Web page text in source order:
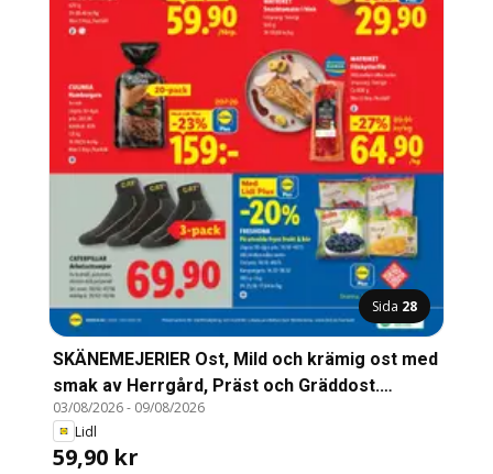
Sida 28
SKÄNEMEJERIER Ost, Mild och krämig ost med
smak av Herrgård, Präst och Gräddost.
Fetthalt: 28%. 670 g
03/08/2026- 09/08/2026
Lidl
59,90 kr